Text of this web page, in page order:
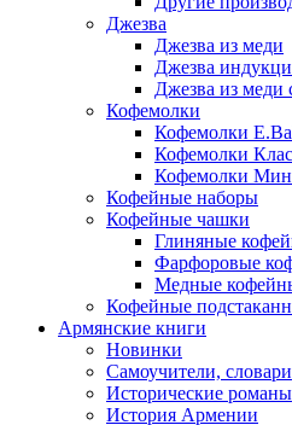
Джезва
Джезва из меди
Джезва
Джезва из меди
Кофемолки
Кофемолки
Кофемолки
Кофемолки
Кофейные наборы
Кофейные чашки
Глиняные
Фарфоровые
Медные
Кофейные
Армянские книги
Новинки
Самоучители, словари
Исторические романы
История Армении